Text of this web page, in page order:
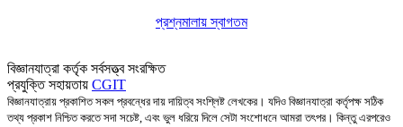
প্রশ্নমালায় স্বাগতম
বিজ্ঞানযাত্রা কর্তৃক সর্বসত্ত্ব সংরক্ষিত
প্রযুক্তি সহায়তায় CGIT
বিজ্ঞানযাত্রায় প্রকাশিত সকল প্রবন্ধের দায় দায়িত্ব সংশ্লিষ্ট লেখকের। যদিও বিজ্ঞানযাত্রা কর্তৃপক্ষ সঠিক
তথ্য প্রকাশ নিশ্চিত করতে সদা সচেষ্ট, এবং ভুল ধরিয়ে দিলে সেটা সংশোধনে আমরা তৎপর। কিন্তু এরপরেও